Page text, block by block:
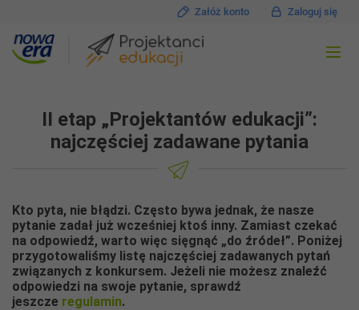
Załóż konto Zaloguj się
II etap „Projektantów edukacji”:
najczęściej zadawane pytania
Kto pyta, nie błądzi. Często bywa jednak, że nasze
pytanie zadał już wcześniej ktoś inny. Zamiast czekać
na odpowiedź, warto więc sięgnąć „do źródeł”. Poniżej
przygotowaliśmy listę najczęściej zadawanych pytań
związanych z konkursem. Jeżeli nie możesz znaleźć
odpowiedzi na swoje pytanie, sprawdź
jeszcze regulamin.